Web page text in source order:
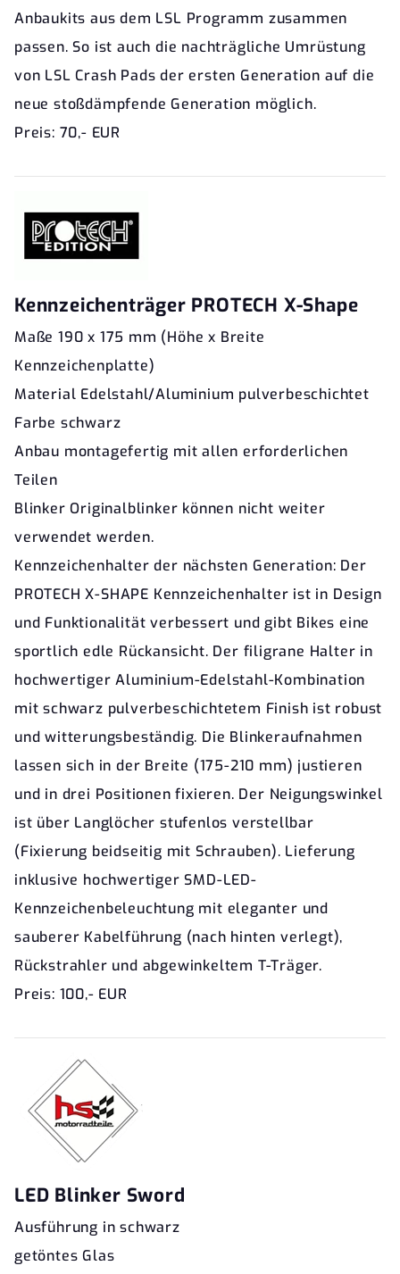
Anbaukits aus dem LSL Programm zusammen
passen. So ist auch die nachträgliche Umrüstung
von LSL Crash Pads der ersten Generation auf die
neue stoßdämpfende Generation möglich.
Preis: 70,- EUR
Kennzeichenträger PROTECH X-Shape
Maße 190 x 175 mm (Höhe x Breite
Kennzeichenplatte)
Material Edelstahl/Aluminium pulverbeschichtet
Farbe schwarz
Anbau montagefertig mit allen erforderlichen
Teilen
Blinker Originalblinker können nicht weiter
verwendet werden.
Kennzeichenhalter der nächsten Generation: Der
PROTECH X-SHAPE Kennzeichenhalter ist in Design
und Funktionalität verbessert und gibt Bikes eine
sportlich edle Rückansicht. Der filigrane Halter in
hochwertiger Aluminium-Edelstahl-Kombination
mit schwarz pulverbeschichtetem Finish ist robust
und witterungsbeständig. Die Blinkeraufnahmen
lassen sich in der Breite (175-210 mm) justieren
und in drei Positionen fixieren. Der Neigungswinkel
ist über Langlöcher stufenlos verstellbar
(Fixierung beidseitig mit Schrauben). Lieferung
inklusive hochwertiger SMD-LED-
Kennzeichenbeleuchtung mit eleganter und
sauberer Kabelführung (nach hinten verlegt),
Rückstrahler und abgewinkeltem T-Träger.
Preis: 100,- EUR
LED Blinker Sword
Ausführung in schwarz
getöntes Glas